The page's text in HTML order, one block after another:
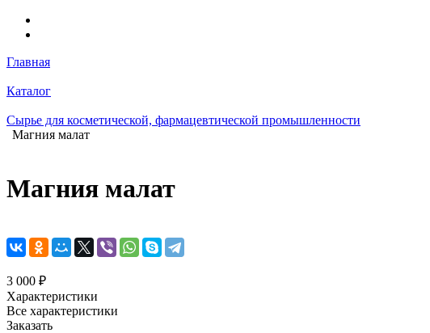
Главная
Каталог
Сырье для косметической, фармацевтической промышленности
Магния малат
Магния малат
3 000 ₽
Характеристики
Все характеристики
Заказать